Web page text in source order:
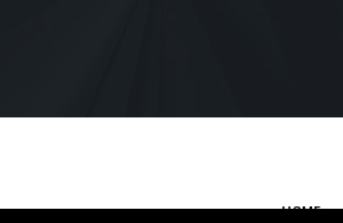
HOME